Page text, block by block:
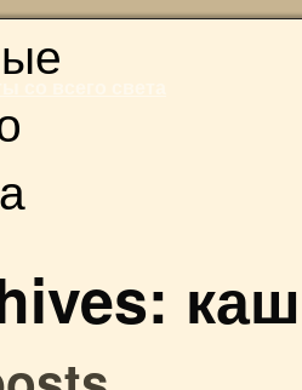
со всего света